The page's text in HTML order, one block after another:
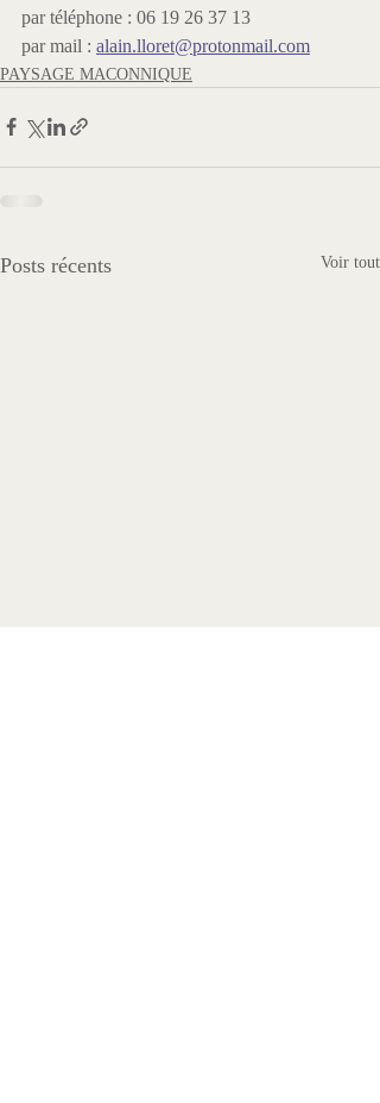
par téléphone : 06 19 26 37 13
par mail : alain.lloret@protonmail.com
PAYSAGE MACONNIQUE
Posts récents Voir tout